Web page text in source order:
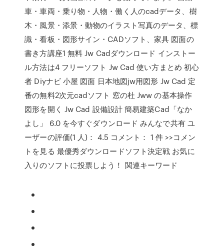
車・車両・乗り物・人物・働く人のcadデータ、樹
木・風景・添景・動物のイラスト写真のデータ、標
識・看板・図形サイン・CADソフト、家具 図面の
書き方講座1 無料 Jw Cadダウンロード インストー
ル方法は4 フリーソフト Jw Cad 使い方まとめ 初心
者 Diyナビ 小屋 図面 日本地図jw用図形 Jw Cad 定
番の無料2次元cadソフト 窓の杜 Jww の基本操作
図形を開く Jw Cad 設備設計 簡易建築Cad「なか
よし」 6.0 を今すぐダウンロード みんなで共有 ユ
ーザーの評価(1 人)： 4.5 コメント： 1 件 >>コメン
トを見る 最優秀ダウンロードソフト決定戦 お気に
入りのソフトに投票しよう！ 関連キーワード